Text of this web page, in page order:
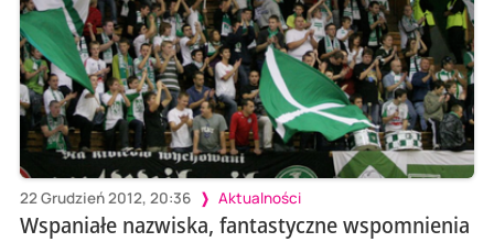
22 Grudzień 2012, 20:36 Aktualności
Wspaniałe nazwiska, fantastyczne wspomnienia